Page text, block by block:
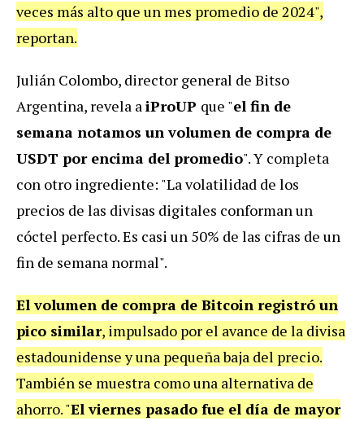
veces más alto que un mes promedio de 2024",
reportan.
Julián Colombo, director general de Bitso
Argentina, revela a iProUP que "el fin de
semana notamos un volumen de compra de
USDT por encima del promedio". Y completa
con otro ingrediente: "La volatilidad de los
precios de las divisas digitales conforman un
cóctel perfecto. Es casi un 50% de las cifras de un
fin de semana normal".
El volumen de compra de Bitcoin registró un
pico similar, impulsado por el avance de la divisa
estadounidense y una pequeña baja del precio.
También se muestra como una alternativa de
ahorro. "El viernes pasado fue el día de mayor